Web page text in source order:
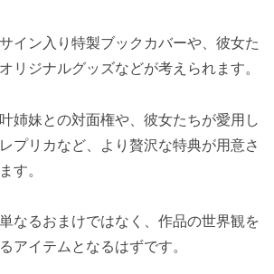
イン入り特製ブックカバーや、彼女た
リジナルグッズなどが考えられます。
姉妹との対面権や、彼女たちが愛用し
プリカなど、より贅沢な特典が用意さ
す。
なるおまけではなく、作品の世界観を
アイテムとなるはずです。